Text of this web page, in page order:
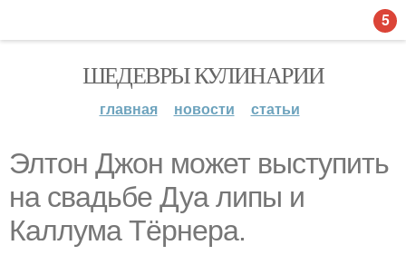
ШЕДЕВРЫ КУЛИНАРИИ
главная новости статьи
Элтон Джон может выступить
на свадьбе Дуа липы и
Каллума Тёрнера.
5